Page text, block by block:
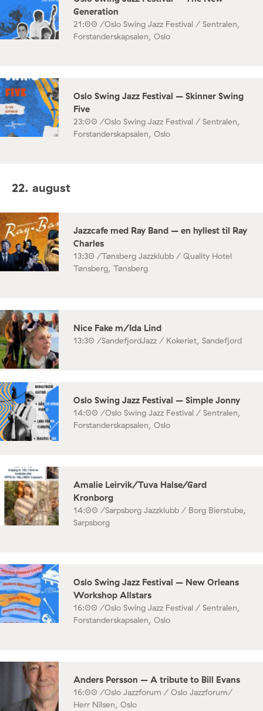
Generation
21:00 /Oslo Swing Jazz Festival / Sentralen,
Forstanderskapsalen, Oslo
Oslo Swing Jazz Festival – Skinner Swing
Five
23:00 /Oslo Swing Jazz Festival / Sentralen,
Forstanderskapsalen, Oslo
22. august
Jazzcafe med Ray Band – en hyllest til Ray
Charles
13:30 /Tønsberg Jazzklubb / Quality Hotel
Tønsberg, Tønsberg
Nice Fake m/Ida Lind
13:30 /SandefjordJazz / Kokeriet, Sandefjord
Oslo Swing Jazz Festival – Simple Jonny
14:00 /Oslo Swing Jazz Festival / Sentralen,
Forstanderskapsalen, Oslo
Amalie Leirvik/Tuva Halse/Gard
Kronborg
14:00 /Sarpsborg Jazzklubb / Borg Bierstube,
Sarpsborg
Oslo Swing Jazz Festival – New Orleans
Workshop Allstars
16:00 /Oslo Swing Jazz Festival / Sentralen,
Forstanderskapsalen, Oslo
Anders Persson – A tribute to Bill Evans
16:00 /Oslo Jazzforum / Oslo Jazzforum/
Herr Nilsen, Oslo